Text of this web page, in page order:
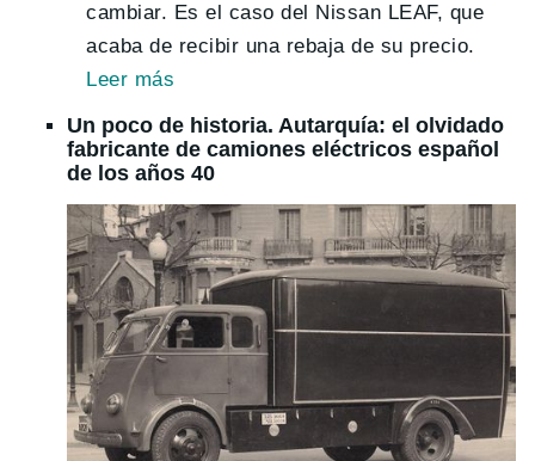
cambiar. Es el caso del Nissan LEAF, que
acaba de recibir una rebaja de su precio.
Leer más
Un poco de historia. Autarquía: el olvidado
fabricante de camiones eléctricos español
de los años 40